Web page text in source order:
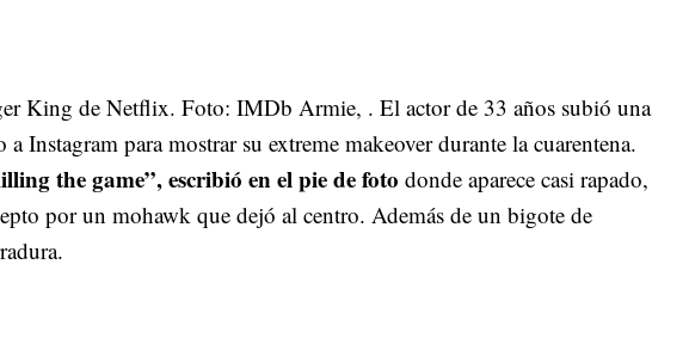
King de Netflix. Foto: IMDb Armie, . El actor de 33 años subió una
a Instagram para mostrar su extreme makeover durante la cuarentena.
the game”, escribió en el pie de foto donde aparece casi rapado,
por un mohawk que dejó al centro. Además de un bigote de